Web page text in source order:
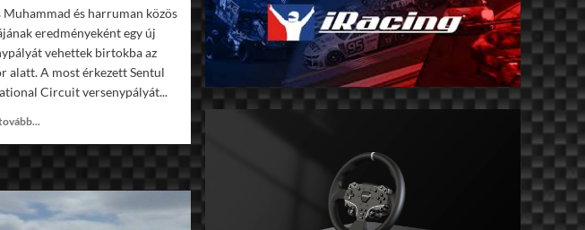
és harruman közös
eredményeként egy új
vehettek birtokba az
alatt. A most érkezett Sentul
Circuit versenypályát...
rF
International
Circuit